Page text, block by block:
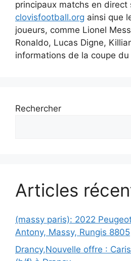
principaux matchs en direct
clovisfootball.org ainsi que
joueurs, comme Lionel
Ronaldo, Lucas Digne,
informations de la coupe
Rechercher
Articles
(massy paris): 2022
Antony, Massy, Rungis 8805
Drancy,Nouvelle offre :